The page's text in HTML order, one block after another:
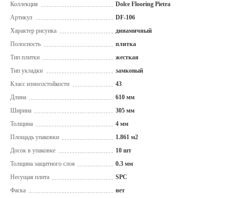
Коллекция
Dolce Flooring Pietra
Артикул
DF-106
Характер рисунка
динамичный
Полосность
плитка
Тип плитки
жесткая
Тип укладки
замковый
Класс износостойкости
43
Длина
610 мм
Ширина
305 мм
Толщина
4 мм
Площадь упаковки
1.861 м2
Досок в упаковке
10 шт
Толщина защитного слоя
0.3 мм
Несущая плита
SPC
Фаска
нет